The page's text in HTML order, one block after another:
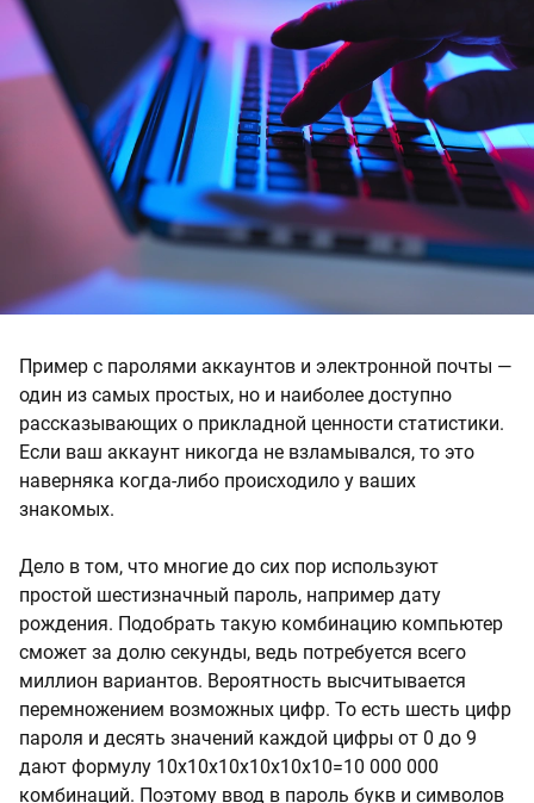
Пример с паролями аккаунтов и электронной почты —
один из самых простых, но и наиболее доступно
рассказывающих о прикладной ценности статистики.
Если ваш аккаунт никогда не взламывался, то это
наверняка когда-либо происходило у ваших
знакомых.
Дело в том, что многие до сих пор используют
простой шестизначный пароль, например дату
рождения. Подобрать такую комбинацию компьютер
сможет за долю секунды, ведь потребуется всего
миллион вариантов. Вероятность высчитывается
перемножением возможных цифр. То есть шесть цифр
пароля и десять значений каждой цифры от 0 до 9
дают формулу 10х10х10х10х10х10=10 000 000
комбинаций. Поэтому ввод в пароль букв и символов